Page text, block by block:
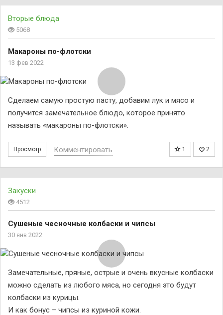
Вторые блюда
5068
Макароны по-флотски
13 фев 2022
Сделаем самую простую пасту, добавим лук и мясо и
получится замечательное блюдо, которое принято
называть «макароны по-флотски».
Просмотр 1 2
Комментировать
Закуски
4512
Сушеные чесночные колбаски и чипсы
30 янв 2022
Замечательные, пряные, острые и очень вкусные колбаски
можно сделать из любого мяса, но сегодня это будут
колбаски из курицы.
И как бонус – чипсы из куриной кожи.